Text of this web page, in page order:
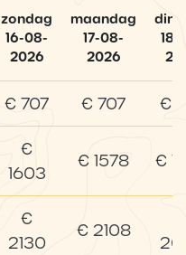
zondag
16-08-
2026
maandag
17-08-
2026
18-
€ 707 € 707 €
€
1603
€ 1578 €
€
2130
€ 2108